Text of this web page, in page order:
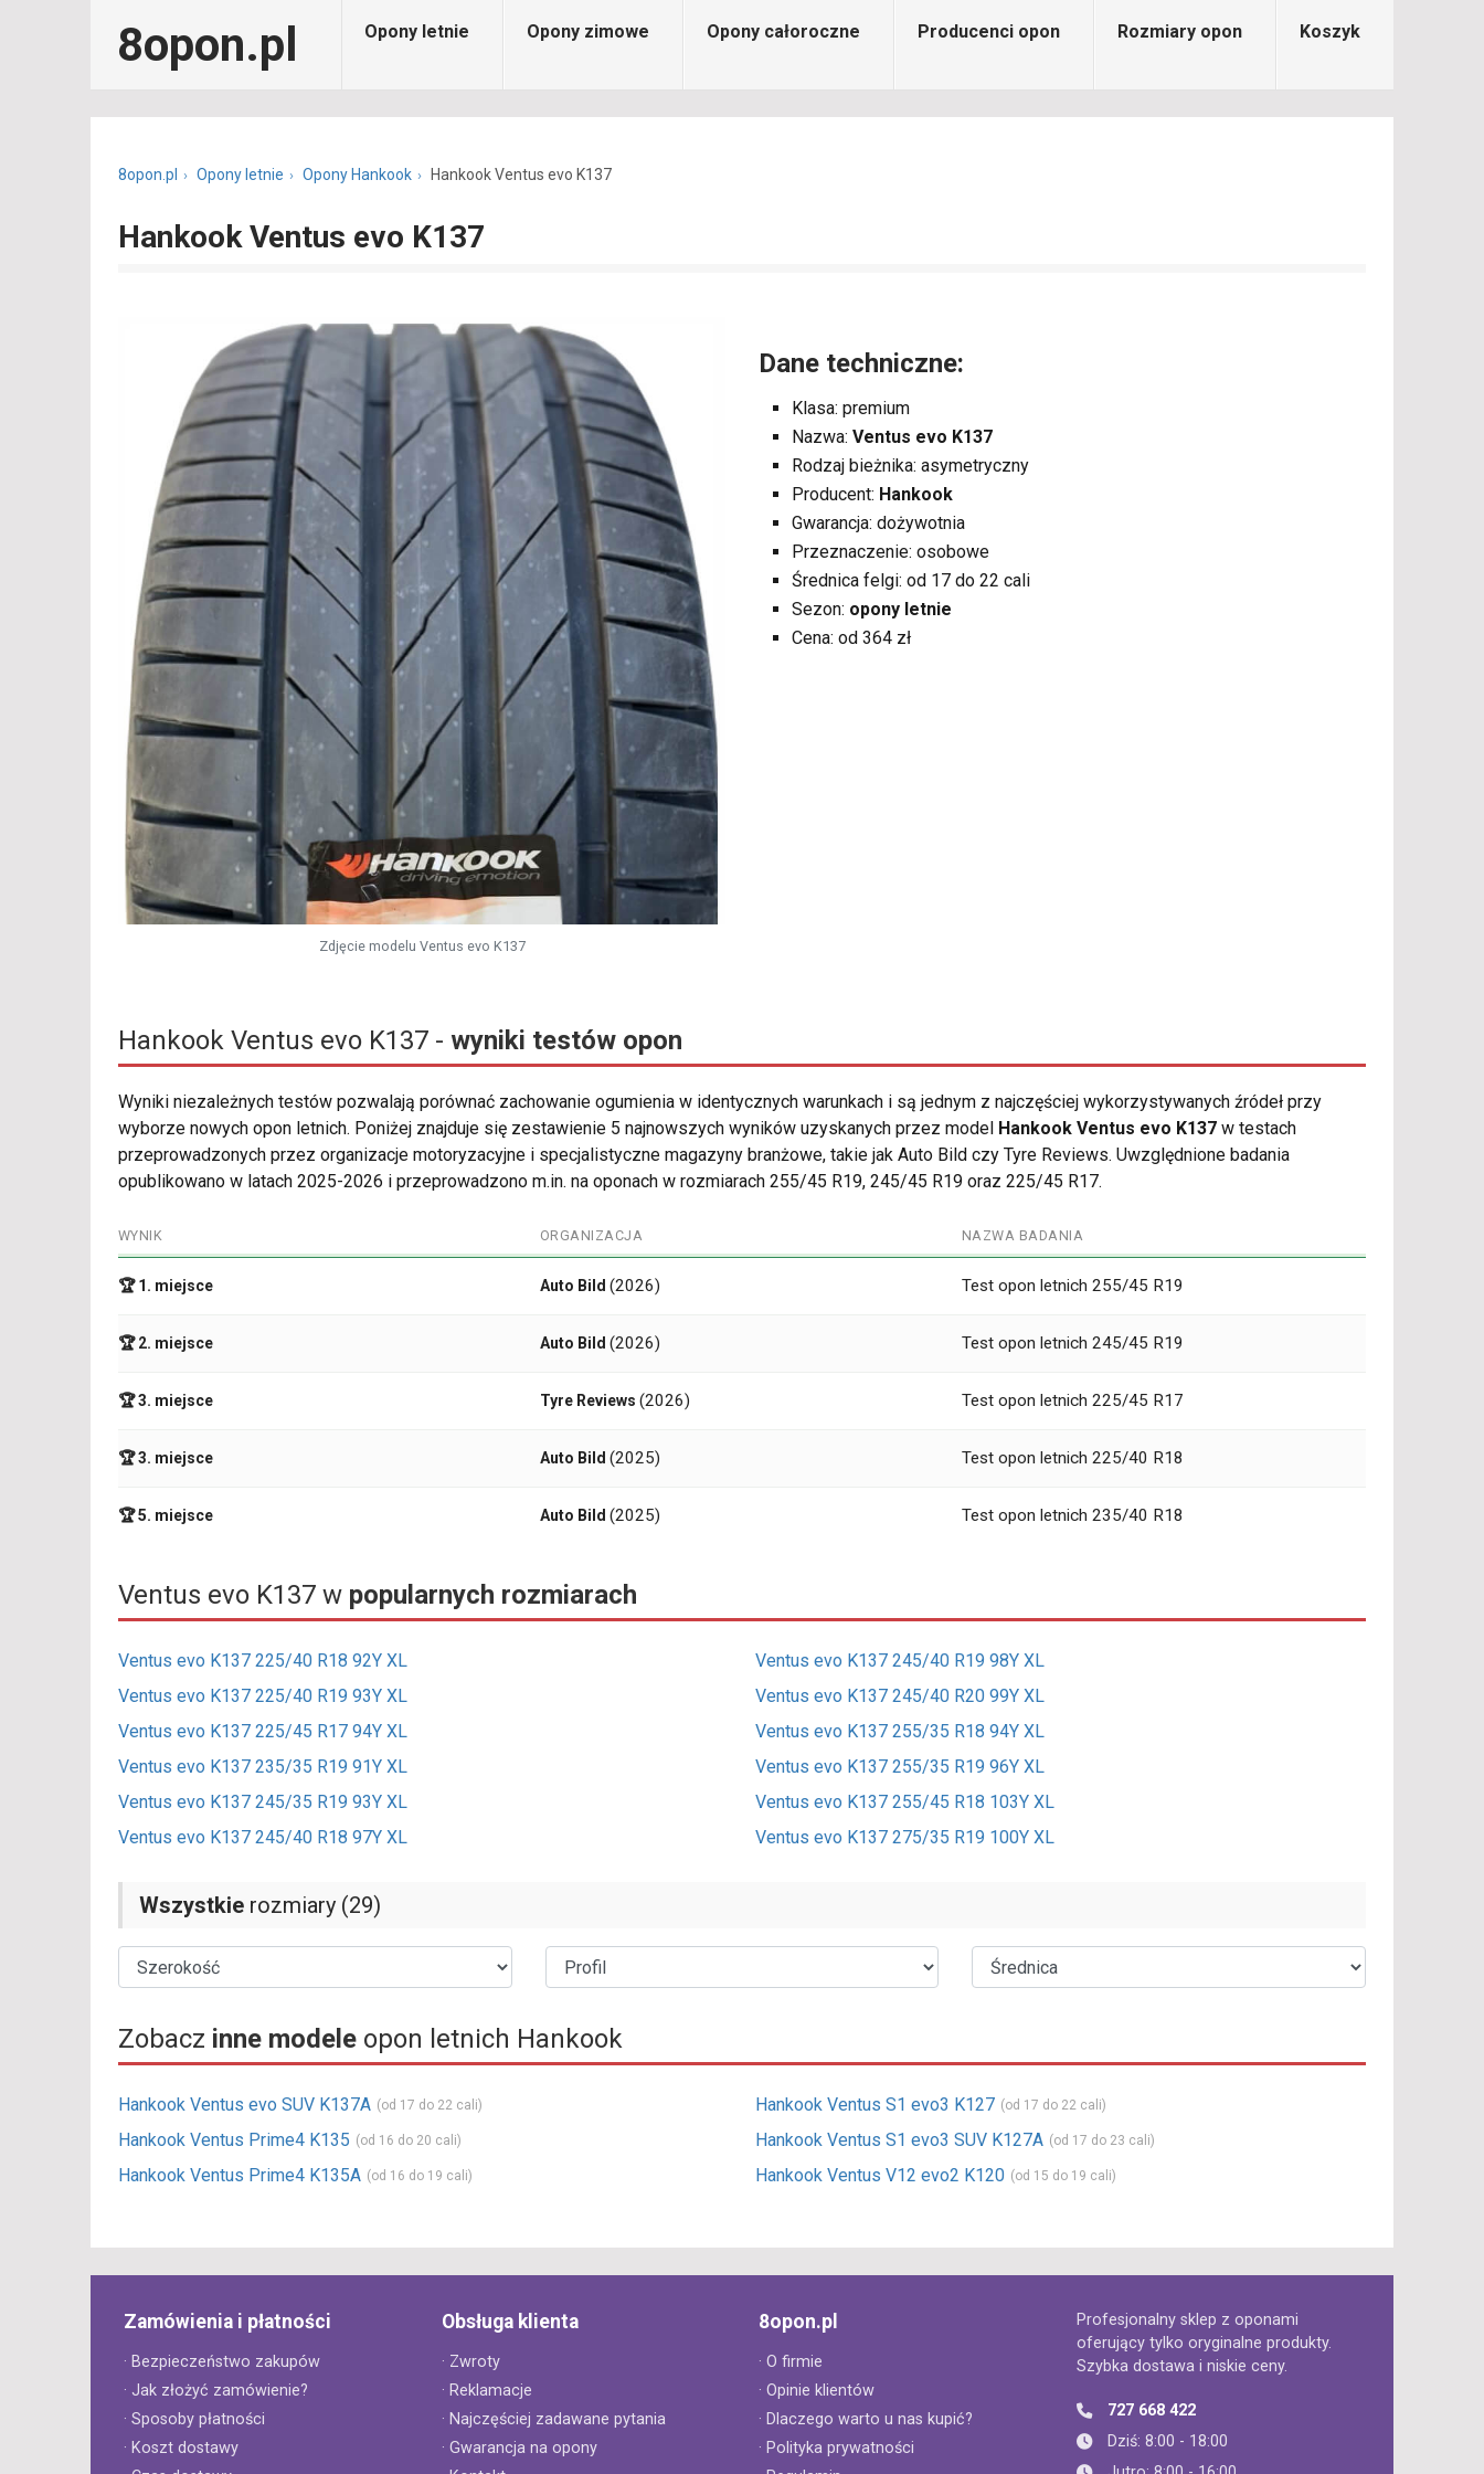
8opon.pl Opony letnie Opony zimowe Opony całoroczne Producenci opon Rozmiary opon Koszyk
8opon.pl Opony letnie Opony Hankook Hankook Ventus evo K137
Hankook Ventus evo K137
Zdjęcie modelu Ventus evo K137
Dane techniczne:
Klasa: premium
Nazwa: Ventus evo K137
Rodzaj bieżnika: asymetryczny
Producent: Hankook
Gwarancja: dożywotnia
Przeznaczenie: osobowe
Średnica felgi: od 17 do 22 cali
Sezon: opony letnie
Cena: od 364 zł
Hankook Ventus evo K137 - wyniki testów opon
Wyniki niezależnych testów pozwalają porównać zachowanie ogumienia w identycznych warunkach i są jednym z najczęściej wykorzystywanych źródeł przy
wyborze nowych opon letnich. Poniżej znajduje się zestawienie 5 najnowszych wyników uzyskanych przez model Hankook Ventus evo K137 w testach
przeprowadzonych przez organizacje motoryzacyjne i specjalistyczne magazyny branżowe, takie jak Auto Bild czy Tyre Reviews. Uwzględnione badania
opublikowano w latach 2025-2026 i przeprowadzono m.in. na oponach w rozmiarach 255/45 R19, 245/45 R19 oraz 225/45 R17.
WYNIK ORGANIZACJA NAZWA BADANIA
🏆 1. miejsce Auto Bild (2026) Test opon letnich 255/45 R19
🏆 2. miejsce Auto Bild (2026) Test opon letnich 245/45 R19
🏆 3. miejsce Tyre Reviews (2026) Test opon letnich 225/45 R17
🏆 3. miejsce Auto Bild (2025) Test opon letnich 225/40 R18
🏆 5. miejsce Auto Bild (2025) Test opon letnich 235/40 R18
Ventus evo K137 w popularnych rozmiarach
Ventus evo K137 225/40 R18 92Y XL
Ventus evo K137 225/40 R19 93Y XL
Ventus evo K137 225/45 R17 94Y XL
Ventus evo K137 235/35 R19 91Y XL
Ventus evo K137 245/35 R19 93Y XL
Ventus evo K137 245/40 R18 97Y XL
Ventus evo K137 245/40 R19 98Y XL
Ventus evo K137 245/40 R20 99Y XL
Ventus evo K137 255/35 R18 94Y XL
Ventus evo K137 255/35 R19 96Y XL
Ventus evo K137 255/45 R18 103Y XL
Ventus evo K137 275/35 R19 100Y XL
Wszystkie rozmiary (29)
Zobacz inne modele opon letnich Hankook
Hankook Ventus evo SUV K137A (od 17 do 22 cali)
Hankook Ventus Prime4 K135 (od 16 do 20 cali)
Hankook Ventus Prime4 K135A (od 16 do 19 cali)
Hankook Ventus S1 evo3 K127 (od 17 do 22 cali)
Hankook Ventus S1 evo3 SUV K127A (od 17 do 23 cali)
Hankook Ventus V12 evo2 K120 (od 15 do 19 cali)
Zamówienia i płatności
· Bezpieczeństwo zakupów
· Jak złożyć zamówienie?
· Sposoby płatności
· Koszt dostawy
Obsługa klienta
· Zwroty
· Reklamacje
· Najczęściej zadawane pytania
· Gwarancja na opony
8opon.pl
· O firmie
· Opinie klientów
· Dlaczego warto u nas kupić?
· Polityka prywatności
Profesjonalny sklep z oponami
oferujący tylko oryginalne produkty.
Szybka dostawa i niskie ceny.
727 668 422
Dziś: 8:00 - 18:00